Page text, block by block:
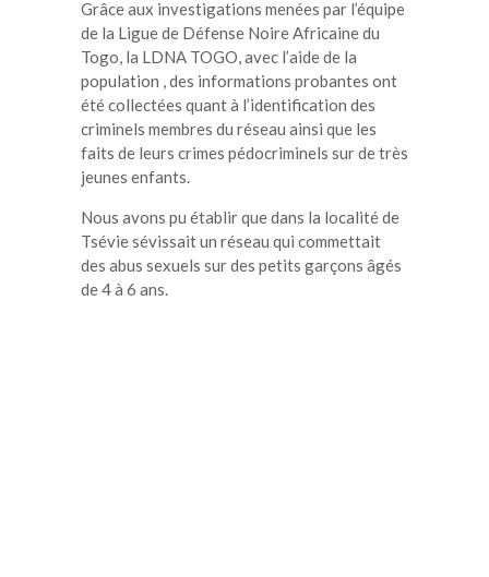
Grâce aux investigations menées par l’équipe
de la Ligue de Défense Noire Africaine du
Togo, la LDNA TOGO, avec l’aide de la
population , des informations probantes ont
été collectées quant à l’identification des
criminels membres du réseau ainsi que les
faits de leurs crimes pédocriminels sur de très
jeunes enfants.
Nous avons pu établir que dans la localité de
Tsévie sévissait un réseau qui commettait
des abus sexuels sur des petits garçons âgés
de 4 à 6 ans.